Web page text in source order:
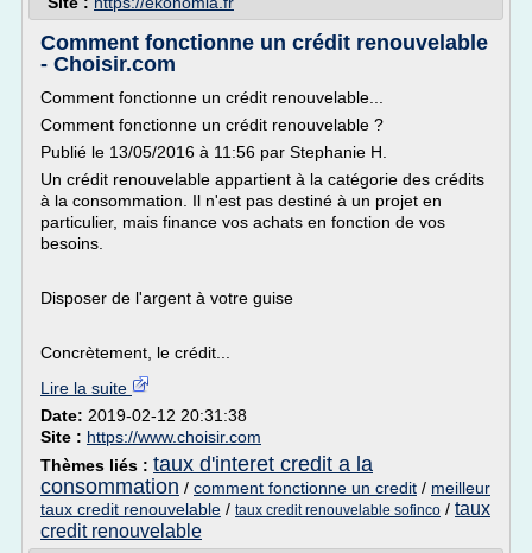
Comment fonctionne un crédit renouvelable
- Choisir.com
Comment fonctionne un crédit renouvelable...
Comment fonctionne un crédit renouvelable ?
Publié le 13/05/2016 à 11:56 par Stephanie H.
Un crédit renouvelable appartient à la catégorie des crédits
à la consommation. Il n'est pas destiné à un projet en
particulier, mais finance vos achats en fonction de vos
besoins.
Disposer de l'argent à votre guise
Concrètement, le crédit...
Lire la suite
Date: 2019-02-12 20:31:38
Site : https://www.choisir.com
Thèmes liés : taux d'interet credit a la
consommation / comment fonctionne un credit / meilleur
taux credit renouvelable / taux credit renouvelable sofinco / taux
credit renouvelable